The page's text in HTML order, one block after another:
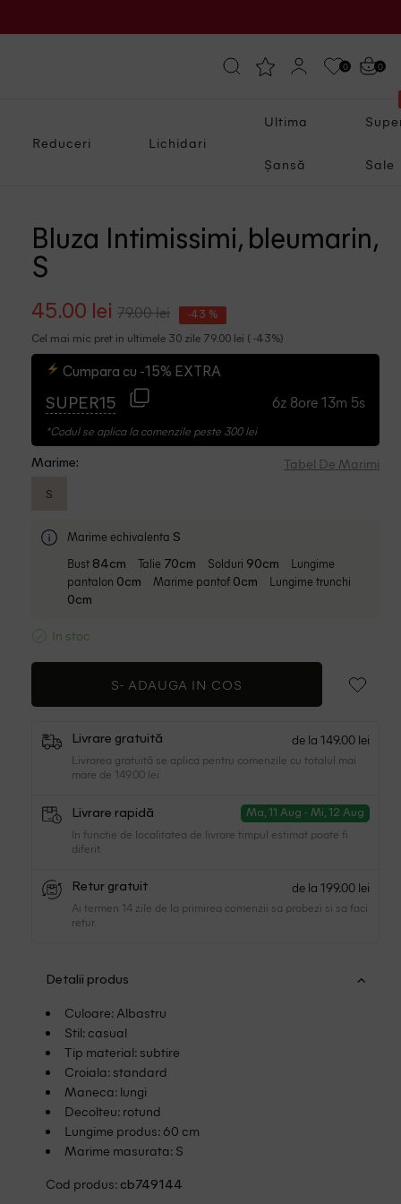
0 0
Reduceri Lichidari
Ultima
Șansă Sale
Bluza Intimissimi, bleumarin,
S
45.00 lei 79.00 lei -43 %
Cel mai mic pret in ultimele 30 zile 79.00 lei ( -43%)
Cumpara cu -15% EXTRA
SUPER15 6z 8ore 13m 4s
*Codul se aplica la comenzile peste 300 lei
Marime: Tabel De Marimi
S
Marime echivalenta S
Bust 84cm Talie 70cm Solduri 90cm
Lungime
pantalon 0cm Marime pantof 0cm Lungime trunchi
0cm
In stoc
S- ADAUGA IN COS
Livrare gratuită de la 149.00 lei
Livrarea gratuită se aplica pentru comenzile cu totalul mai
mare de 149.00 lei
Livrare rapidă Ma, 11 Aug - Mi, 12 Aug
In functie de localitatea de livrare timpul estimat poate fi
diferit.
Retur gratuit de la 199.00 lei
Ai termen 14 zile de la primirea comenzii sa probezi si sa faci
retur.
Detalii produs
Culoare: Albastru
Stil: casual
Tip material: subtire
Croiala: standard
Maneca: lungi
Decolteu: rotund
Lungime produs: 60 cm
Marime masurata: S
Cod produs: cb749144